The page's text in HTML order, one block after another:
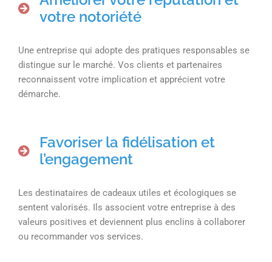
votre notoriété
Une entreprise qui adopte des pratiques responsables se
distingue sur le marché. Vos clients et partenaires
reconnaissent votre implication et apprécient votre
démarche.
Favoriser la fidélisation et
l’engagement
Les destinataires de cadeaux utiles et écologiques se
sentent valorisés. Ils associent votre entreprise à des
valeurs positives et deviennent plus enclins à collaborer
ou recommander vos services.